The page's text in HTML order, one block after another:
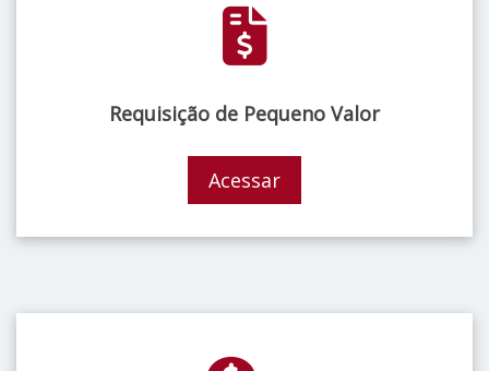
Requisição de Pequeno Valor
Acessar